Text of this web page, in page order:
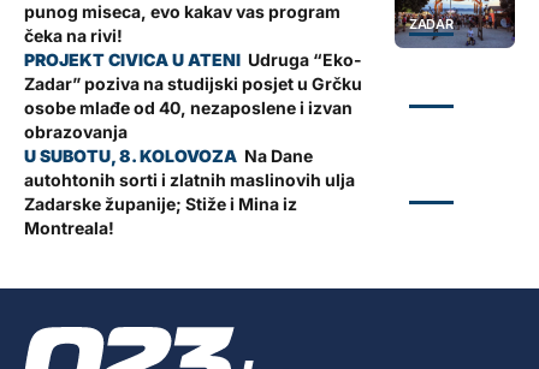
ZADAR
punog miseca, evo kakav vas program
čeka na rivi!
Udruga “Eko-
Zadar” poziva na studijski posjet u Grčku
osobe mlađe od 40, nezaposlene i izvan
obrazovanja
Na Dane
autohtonih sorti i zlatnih maslinovih ulja
Zadarske županije; Stiže i Mina iz
Montreala!